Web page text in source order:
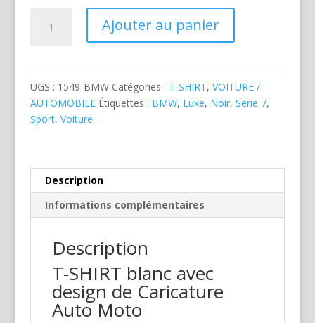
Ajouter au panier
UGS : 1549-BMW Catégories : T-SHIRT, VOITURE /
AUTOMOBILE Étiquettes : BMW, Luxe, Noir, Serie 7,
Sport, Voiture
Description
Informations complémentaires
Description
T-SHIRT blanc avec
design de Caricature
Auto Moto